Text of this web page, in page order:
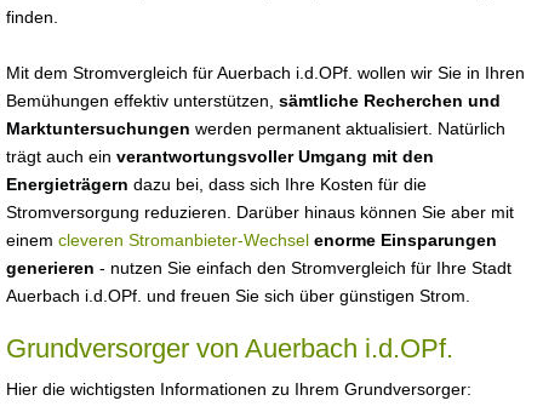
finden.
Mit dem Stromvergleich für Auerbach i.d.OPf. wollen wir Sie in Ihren
Bemühungen effektiv unterstützen, sämtliche Recherchen und
Marktuntersuchungen werden permanent aktualisiert. Natürlich
trägt auch ein verantwortungsvoller Umgang mit den
Energieträgern dazu bei, dass sich Ihre Kosten für die
Stromversorgung reduzieren. Darüber hinaus können Sie aber mit
einem cleveren Stromanbieter-Wechsel enorme Einsparungen
generieren - nutzen Sie einfach den Stromvergleich für Ihre Stadt
Auerbach i.d.OPf. und freuen Sie sich über günstigen Strom.
Grundversorger von Auerbach i.d.OPf.
Hier die wichtigsten Informationen zu Ihrem Grundversorger: